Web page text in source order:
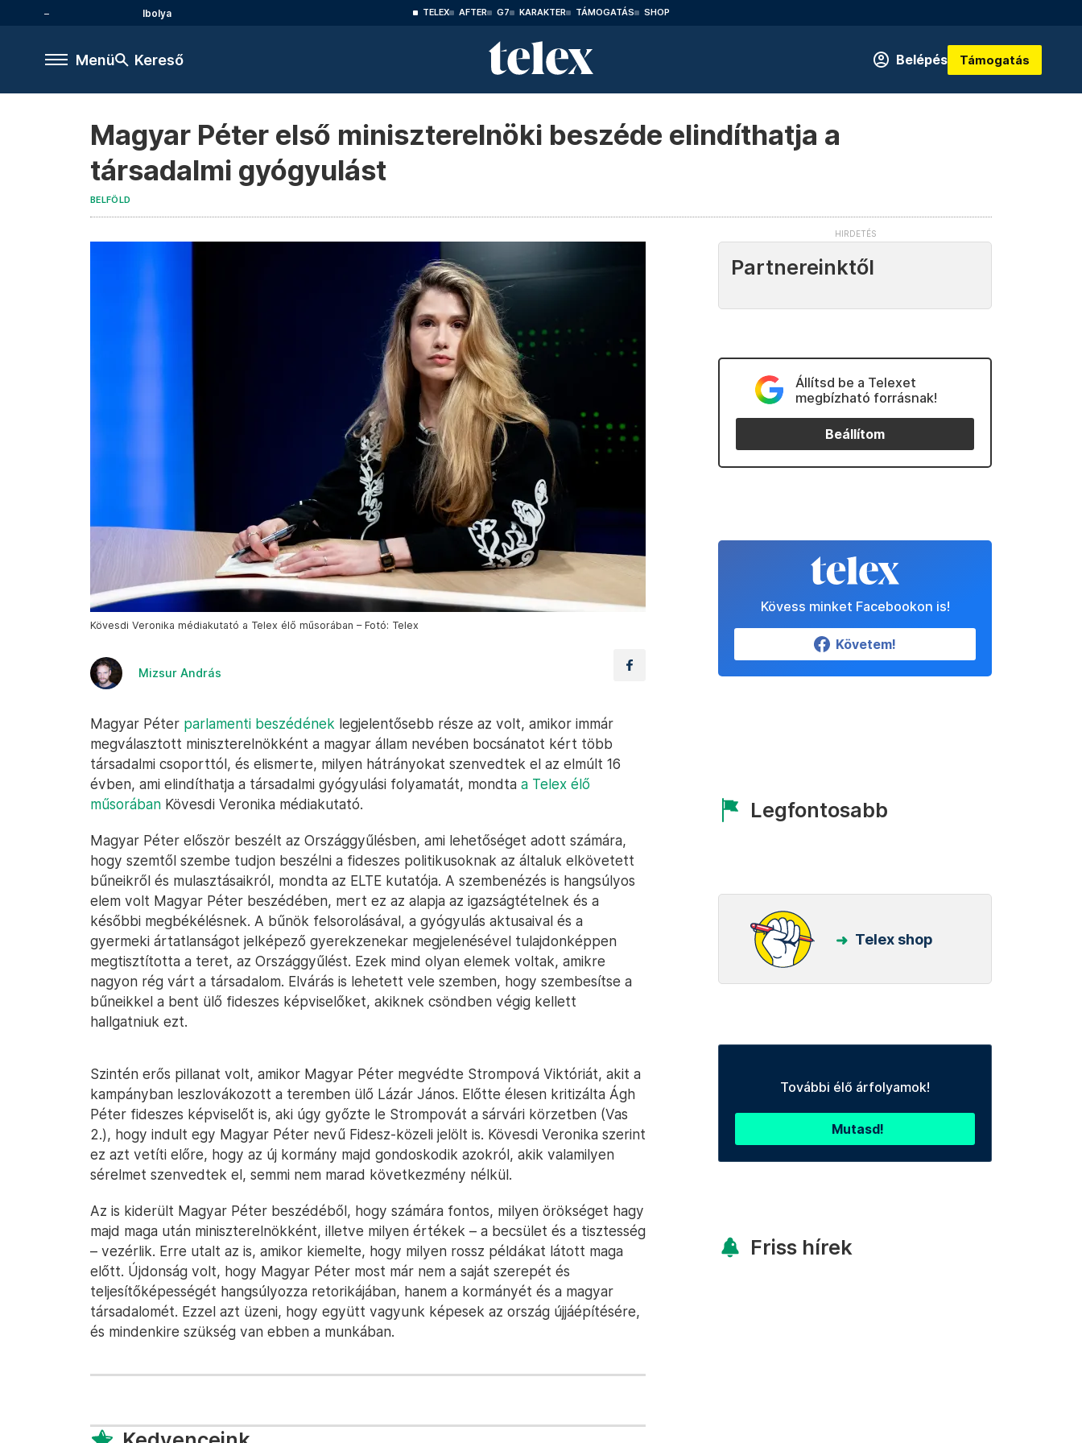
Ibolya TELEX AFTER G7 KARAKTER TÁMOGATÁS SHOP
Menü Kereső Belépés Támogatás
Magyar Péter első miniszterelnöki beszéde elindíthatja a
társadalmi gyógyulást
BELFÖLD
Kövesdi Veronika médiakutató a Telex élő műsorában – Fotó: Telex
Mizsur András
Magyar Péter parlamenti beszédének legjelentősebb része az volt, amikor immár
megválasztott miniszterelnökként a magyar állam nevében bocsánatot kért több
társadalmi csoporttól, és elismerte, milyen hátrányokat szenvedtek el az elmúlt 16
évben, ami elindíthatja a társadalmi gyógyulási folyamatát, mondta a Telex élő
műsorában Kövesdi Veronika médiakutató.
Magyar Péter először beszélt az Országgyűlésben, ami lehetőséget adott számára,
hogy szemtől szembe tudjon beszélni a fideszes politikusoknak az általuk elkövetett
bűneikről és mulasztásaikról, mondta az ELTE kutatója. A szembenézés is hangsúlyos
elem volt Magyar Péter beszédében, mert ez az alapja az igazságtételnek és a
későbbi megbékélésnek. A bűnök felsorolásával, a gyógyulás aktusaival és a
gyermeki ártatlanságot jelképező gyerekzenekar megjelenésével tulajdonképpen
megtisztította a teret, az Országgyűlést. Ezek mind olyan elemek voltak, amikre
nagyon rég várt a társadalom. Elvárás is lehetett vele szemben, hogy szembesítse a
bűneikkel a bent ülő fideszes képviselőket, akiknek csöndben végig kellett
hallgatniuk ezt.
Szintén erős pillanat volt, amikor Magyar Péter megvédte Strompová Viktóriát, akit a
kampányban leszlovákozott a teremben ülő Lázár János. Előtte élesen kritizálta Ágh
Péter fideszes képviselőt is, aki úgy győzte le Strompovát a sárvári körzetben (Vas
2.), hogy indult egy Magyar Péter nevű Fidesz-közeli jelölt is. Kövesdi Veronika szerint
ez azt vetíti előre, hogy az új kormány majd gondoskodik azokról, akik valamilyen
sérelmet szenvedtek el, semmi nem marad következmény nélkül.
Az is kiderült Magyar Péter beszédéből, hogy számára fontos, milyen örökséget hagy
majd maga után miniszterelnökként, illetve milyen értékek – a becsület és a tisztesség
– vezérlik. Erre utalt az is, amikor kiemelte, hogy milyen rossz példákat látott maga
előtt. Újdonság volt, hogy Magyar Péter most már nem a saját szerepét és
teljesítőképességét hangsúlyozza retorikájában, hanem a kormányét és a magyar
társadalomét. Ezzel azt üzeni, hogy együtt vagyunk képesek az ország újjáépítésére,
és mindenkire szükség van ebben a munkában.
Partnereinktől
Állítsd be a Telexet
megbízható forrásnak!
Beállítom
Kövess minket Facebookon is!
Követem!
Legfontosabb
Telex shop
További élő árfolyamok!
Mutasd!
Friss hírek